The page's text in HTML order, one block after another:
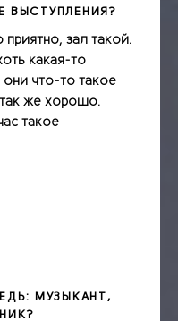
ВЫСТУПЛЕНИЯ?
зал такой.
какая-­то
они что-­то такое
же хорошо.
такое
МУЗЫКАНТ,